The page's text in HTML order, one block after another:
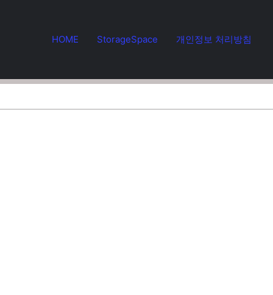
HOME StorageSpace 개인정보 처리방침